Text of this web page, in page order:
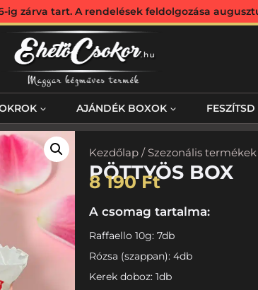
zárva tart. A rendelések feldolgozása
AJÁNDÉK BOXOK
Kezdőlap/ Szezonális termékek
PÖTTYÖS BOX
8 190Ft
A csomag tartalma:
Raffaello 10g: 7db
Rózsa (szappan): 4db
Kerek doboz: 1db